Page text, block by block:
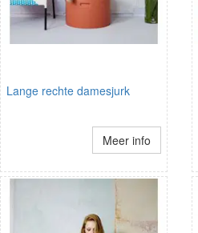
Lange rechte damesjurk
Meer info